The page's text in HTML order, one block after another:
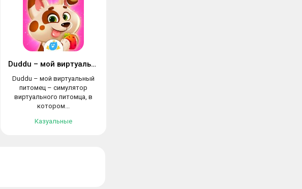
Duddu – мой виртуальный питомец
Duddu – мой виртуальный
питомец – симулятор
виртуального питомца, в
котором...
Казуальные